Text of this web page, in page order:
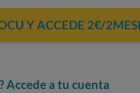
Y ACCEDE 2€/
Accede a tu cuenta